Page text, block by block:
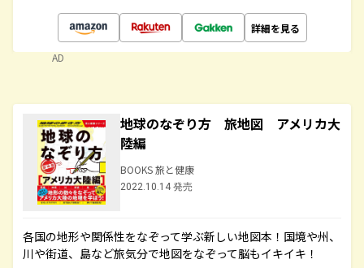
詳細を見る
AD
地球のなぞり方 旅地図 アメリカ大
陸編
BOOKS 旅と健康
2022.10.14 発売
各国の地形や関係性をなぞって学ぶ新しい地図本！国境や州、
川や街道、島など旅気分で地図をなぞって脳もイキイキ！